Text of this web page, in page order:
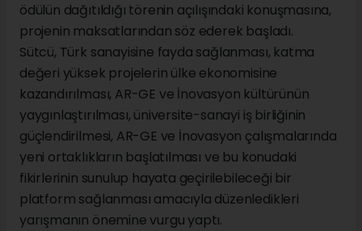
ödülün dağıtıldığı törenin açılışındaki konuşmasına,
projenin maksatlarından söz ederek başladı.
Sütcü, Türk sanayisine fayda sağlanması, katma
değeri yüksek projelerin ülke ekonomisine
kazandırılması, AR-GE ve İnovasyon kültürünün
yaygınlaştırılması, üniversite-sanayi iş birliğinin
güçlendirilmesi, AR-GE ve İnovasyon çalışmalarında
yeni ortaklıkların başlatılması ve bu konudaki
fikirlerinin sunulup hayata geçirilebileceği bir
platform sağlanması amacıyla düzenledikleri
yarışmanın önemine vurgu yaptı.